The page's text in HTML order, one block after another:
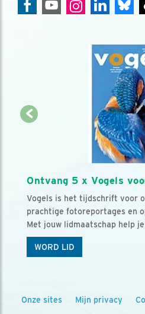
Ontvang 5 x Vogels
Vogels is het tijdschrift voor
prachtige fotoreportages en
Met jouw lidmaatschap help
WORD LID
Onze sites Mijn privacy